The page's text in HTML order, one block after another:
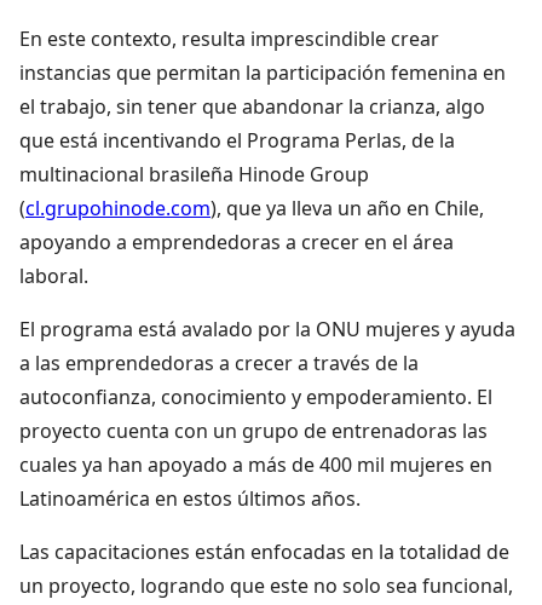
En este contexto, resulta imprescindible crear
instancias que permitan la participación femenina en
el trabajo, sin tener que abandonar la crianza, algo
que está incentivando el Programa Perlas, de la
multinacional brasileña Hinode Group
(cl.grupohinode.com), que ya lleva un año en Chile,
apoyando a emprendedoras a crecer en el área
laboral.
El programa está avalado por la ONU mujeres y ayuda
a las emprendedoras a crecer a través de la
autoconfianza, conocimiento y empoderamiento. El
proyecto cuenta con un grupo de entrenadoras las
cuales ya han apoyado a más de 400 mil mujeres en
Latinoamérica en estos últimos años.
Las capacitaciones están enfocadas en la totalidad de
un proyecto, logrando que este no solo sea funcional,